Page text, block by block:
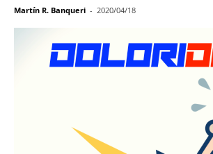
Martín R. Banqueri - 2020/04/18